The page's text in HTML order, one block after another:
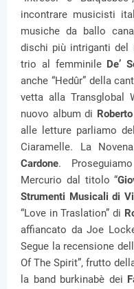
incontrare musicisti
musiche da ballo
dischi più intriganti del
trio al femminile De’
anche “Hedûr” della
vetta alla Transglobal
nuovo album di
alle letture parliamo
Ciaramelle. La
Cardone.
Mercurio dal titolo “
Strumenti Musicali di
“Love in Traslation” di
affiancato da Joe
Segue la recensione
Of The Spirit”, frutto
la band burkinabè dei